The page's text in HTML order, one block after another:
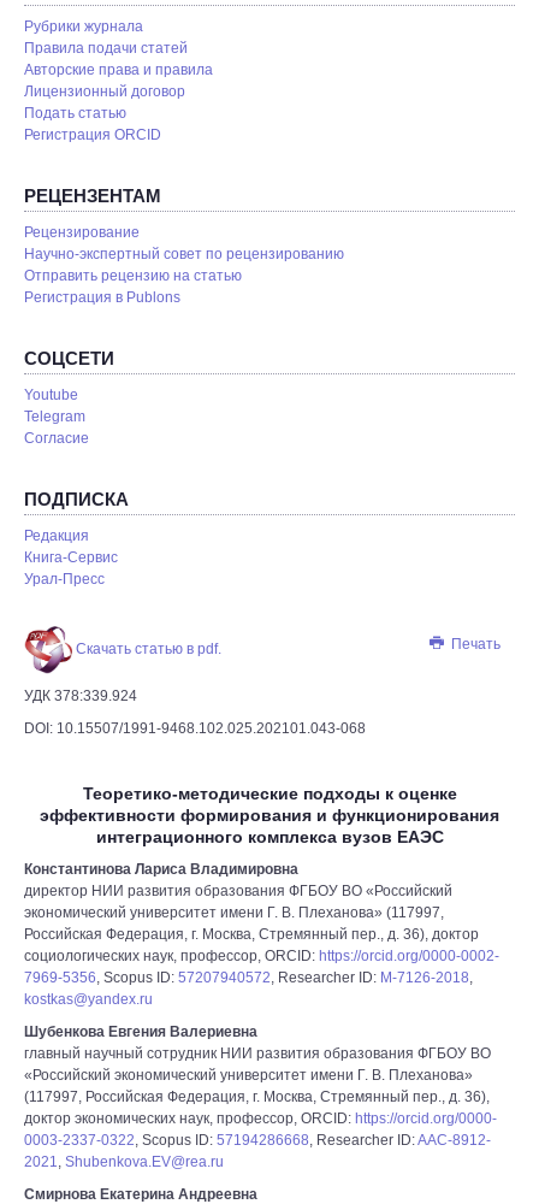
Рубрики журнала
Правила подачи статей
Авторские права и правила
Лицензионный договор
Подать статью
Регистрация ORCID
РЕЦЕНЗЕНТАМ
Рецензирование
Научно-экспертный совет по рецензированию
Отправить рецензию на статью
Pегистрация в Publons
СОЦСЕТИ
Youtube
Telegram
Согласие
ПОДПИСКА
Редакция
Книга-Сервис
Урал-Пресс
Печать
Скачать статью в pdf.
УДК 378:339.924
DOI: 10.15507/1991-9468.102.025.202101.043-068
Теоретико-методические подходы к оценке
эффективности формирования и функционирования
интеграционного комплекса вузов ЕАЭС
Константинова Лариса Владимировна
директор НИИ развития образования ФГБОУ ВО «Российский
экономический университет имени Г. В. Плеханова» (117997,
Российская Федерация, г. Москва, Стремянный пер., д. 36), доктор
социологических наук, профессор, ORCID: https://orcid.org/0000-0002-
7969-5356, Scopus ID: 57207940572, Researcher ID: M-7126-2018,
kostkas@yandex.ru
Шубенкова Евгения Валериевна
главный научный сотрудник НИИ развития образования ФГБОУ ВО
«Российский экономический университет имени Г. В. Плеханова»
(117997, Российская Федерация, г. Москва, Стремянный пер., д. 36),
доктор экономических наук, профессор, ORCID: https://orcid.org/0000-
0003-2337-0322, Scopus ID: 57194286668, Researcher ID:AAC-8912-
2021, Shubenkova.EV@rea.ru
Смирнова Екатерина Андреевна